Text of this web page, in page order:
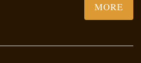
MORE